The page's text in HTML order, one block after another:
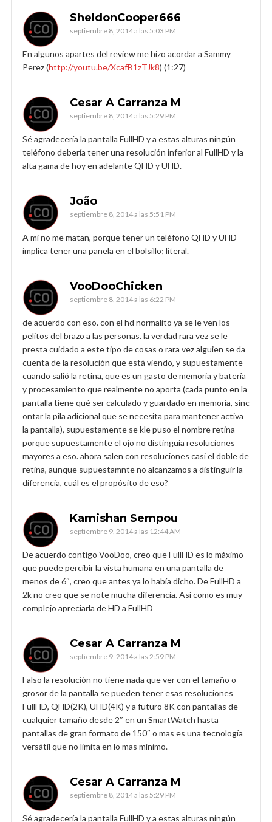
SheldonCooper666
septiembre 8, 2014 a las 5:03 PM
En algunos apartes del review me hizo acordar a Sammy
Perez (http://youtu.be/XcafB1zTJk8) (1:27)
Cesar A Carranza M
septiembre 8, 2014 a las 5:29 PM
Sé agradecería la pantalla FullHD y a estas alturas ningún
teléfono debería tener una resolución inferior al FullHD y la
alta gama de hoy en adelante QHD y UHD.
João
septiembre 8, 2014 a las 5:51 PM
A mi no me matan, porque tener un teléfono QHD y UHD
implica tener una panela en el bolsillo; literal.
VooDooChicken
septiembre 8, 2014 a las 6:22 PM
de acuerdo con eso. con el hd normalito ya se le ven los
pelitos del brazo a las personas. la verdad rara vez se le
presta cuidado a este tipo de cosas o rara vez alguien se da
cuenta de la resolución que está viendo, y supuestamente
cuando salió la retina, que es un gasto de memoria y batería
y procesamiento que realmente no aporta (cada punto en la
pantalla tiene qué ser calculado y guardado en memoria, sinc
ontar la pila adicional que se necesita para mantener activa
la pantalla), supuestamente se kle puso el nombre retina
porque supuestamente el ojo no distinguía resoluciones
mayores a eso. ahora salen con resoluciones casi el doble de
retina, aunque supuestamnte no alcanzamos a distinguir la
diferencia, cuál es el propósito de eso?
Kamishan Sempou
septiembre 9, 2014 a las 12:44 AM
De acuerdo contigo VooDoo, creo que FullHD es lo máximo
que puede percibir la vista humana en una pantalla de
menos de 6″, creo que antes ya lo había dicho. De FullHD a
2k no creo que se note mucha diferencia. Así como es muy
complejo apreciarla de HD a FullHD
Cesar A Carranza M
septiembre 9, 2014 a las 2:59 PM
Falso la resolución no tiene nada que ver con el tamaño o
grosor de la pantalla se pueden tener esas resoluciones
FullHD, QHD(2K), UHD(4K) y a futuro 8K con pantallas de
cualquier tamaño desde 2″ en un SmartWatch hasta
pantallas de gran formato de 150″ o mas es una tecnología
versátil que no limita en lo mas mínimo.
Cesar A Carranza M
septiembre 8, 2014 a las 5:29 PM
Sé agradecería la pantalla FullHD y a estas alturas ningún